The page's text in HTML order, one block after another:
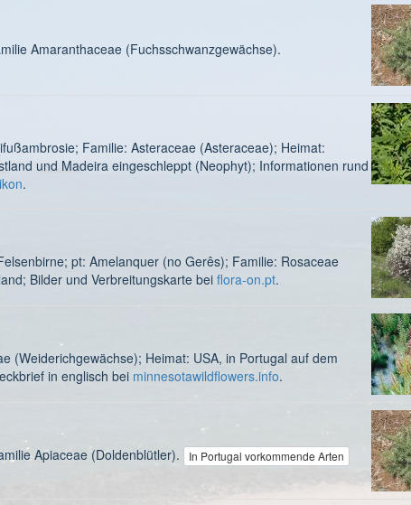
Amaranthaceae (Fuchsschwanzgewächse).
Familie: Asteraceae (Asteraceae); Heimat:
und Madeira eingeschleppt (Neophyt); Informationen rund
.
pt: Amelanquer (no Gerês); Familie: Rosaceae
Bilder und Verbreitungskarte bei flora-on.pt.
(Weiderichgewächse); Heimat: USA, in Portugal auf dem
in englisch bei minnesotawildflowers.info.
Apiaceae (Doldenblütler). In Portugal vorkommende Arten